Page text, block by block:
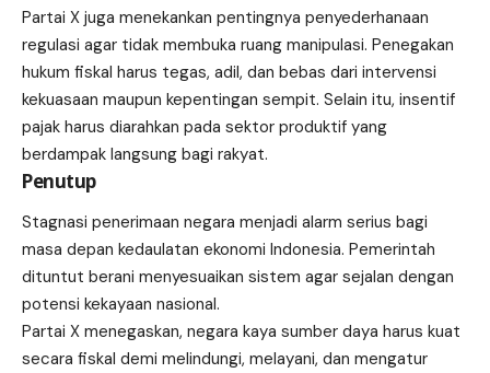
Partai X juga menekankan pentingnya penyederhanaan
regulasi agar tidak membuka ruang manipulasi. Penegakan
hukum fiskal harus tegas, adil, dan bebas dari intervensi
kekuasaan maupun kepentingan sempit. Selain itu, insentif
pajak harus diarahkan pada sektor produktif yang
berdampak langsung bagi rakyat.
Penutup
Stagnasi penerimaan negara menjadi alarm serius bagi
masa depan kedaulatan ekonomi Indonesia. Pemerintah
dituntut berani menyesuaikan sistem agar sejalan dengan
potensi kekayaan nasional.
Partai X menegaskan, negara kaya sumber daya harus kuat
secara fiskal demi melindungi, melayani, dan mengatur